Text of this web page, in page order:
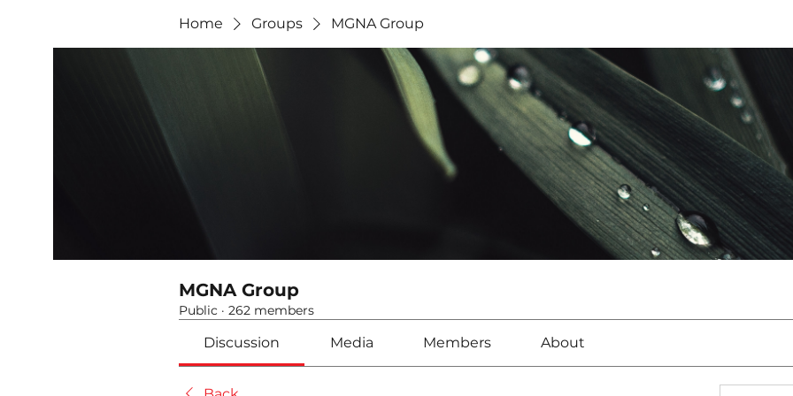
Home Groups MGNA Group
MGNA Group
Public · 262 members
Discussion Media Members About